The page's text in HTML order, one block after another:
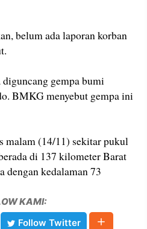
belum ada laporan korban
gempa bumi
BMKG menyebut gempa ini
malam (14/11) sekitar pukul
di 137 kilometer Barat
kedalaman 73
KAMI:
Follow Twitter